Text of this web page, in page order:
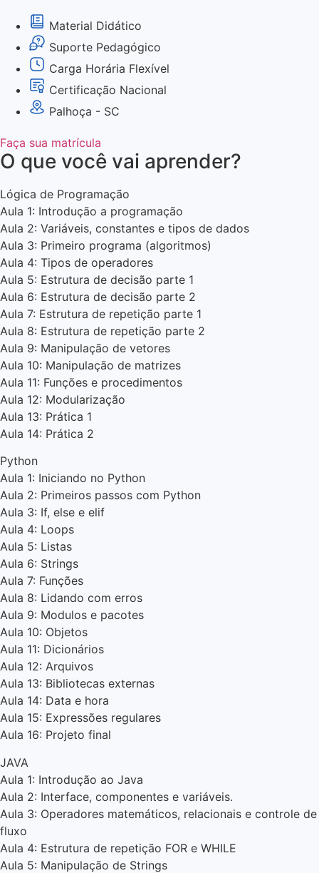
Material Didático
Suporte Pedagógico
Carga Horária Flexível
Certificação Nacional
Palhoça - SC
Faça sua matrícula
O que você vai aprender?
Lógica de Programação
Aula 1: Introdução a programação
Aula 2: Variáveis, constantes e tipos de dados
Aula 3: Primeiro programa (algoritmos)
Aula 4: Tipos de operadores
Aula 5: Estrutura de decisão parte 1
Aula 6: Estrutura de decisão parte 2
Aula 7: Estrutura de repetição parte 1
Aula 8: Estrutura de repetição parte 2
Aula 9: Manipulação de vetores
Aula 10: Manipulação de matrizes
Aula 11: Funções e procedimentos
Aula 12: Modularização
Aula 13: Prática 1
Aula 14: Prática 2
Python
Aula 1: Iniciando no Python
Aula 2: Primeiros passos com Python
Aula 3: If, else e elif
Aula 4: Loops
Aula 5: Listas
Aula 6: Strings
Aula 7: Funções
Aula 8: Lidando com erros
Aula 9: Modulos e pacotes
Aula 10: Objetos
Aula 11: Dicionários
Aula 12: Arquivos
Aula 13: Bibliotecas externas
Aula 14: Data e hora
Aula 15: Expressões regulares
Aula 16: Projeto final
JAVA
Aula 1: Introdução ao Java
Aula 2: Interface, componentes e variáveis.
Aula 3: Operadores matemáticos, relacionais e controle de
fluxo
Aula 4: Estrutura de repetição FOR e WHILE
Aula 5: Manipulação de Strings